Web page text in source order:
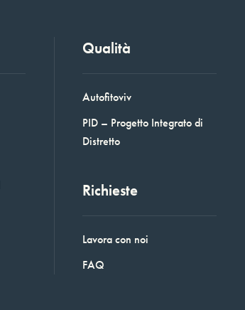
Qualità
Autofitoviv
PID – Progetto Integrato di
Distretto
Richieste
Lavora con noi
FAQ